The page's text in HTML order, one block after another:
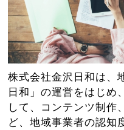
株式会社金沢日和は、
⽇和」の運営をはじめ
して、コンテンツ制作
ど、地域事業者の認知